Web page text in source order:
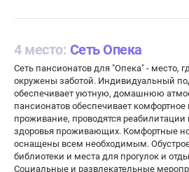
4 место: Сеть Опека
Сеть пансионатов для "Опека" - место,
окружены заботой. Индивидуальный
обеспечивает уютную, домашнюю
пансионатов обеспечивает комфортное
проживание, проводятся реабилитации
здоровья проживающих. Комфортные
оснащены всем необходимым.
библиотеки и места для прогулок и
Социальные и развлекательные